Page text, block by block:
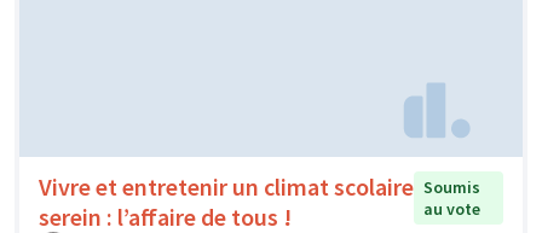
Vivre et entretenir un climat scolaire
serein : l’affaire de tous !
Soumis
au vote